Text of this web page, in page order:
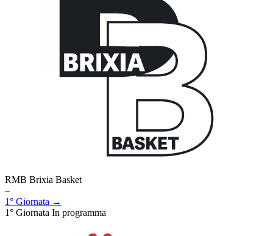
RMB Brixia Basket
–
1° Giornata →
1° Giornata In programma